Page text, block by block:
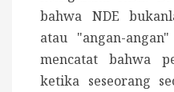
bahwa NDE
atau "angan-
mencatat bahwa
ketika seseorang